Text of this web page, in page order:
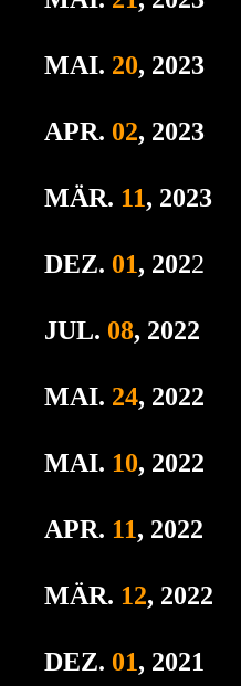
MAI. 20, 2023
APR. 02, 2023
MÄR. 11, 2023
DEZ. 01, 2022
JUL. 08, 2022
MAI. 24, 2022
MAI. 10, 2022
APR. 11, 2022
MÄR. 12, 2022
DEZ. 01, 2021